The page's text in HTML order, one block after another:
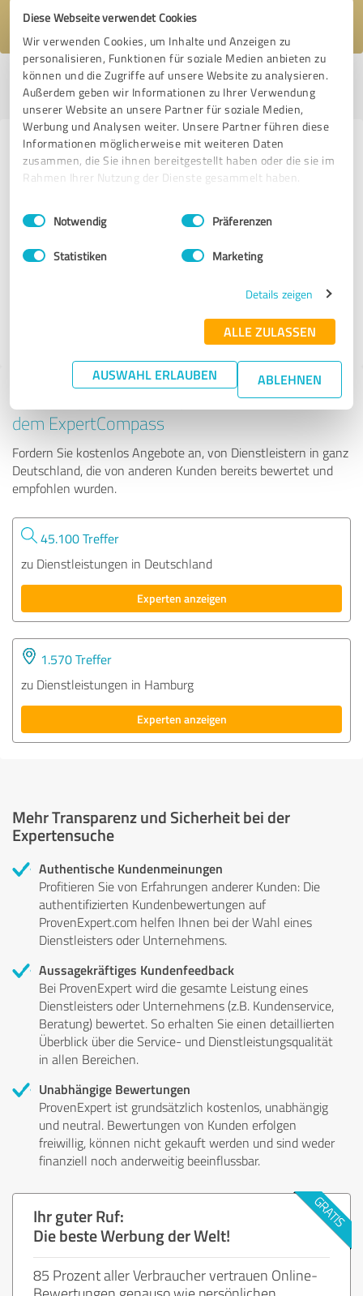
Diese Webseite verwendet Cookies
Wir verwenden Cookies, um Inhalte und Anzeigen zu
personalisieren, Funktionen für soziale Medien anbieten zu
können und die Zugriffe auf unsere Website zu analysieren.
Außerdem geben wir Informationen zu Ihrer Verwendung
unserer Website an unsere Partner für soziale Medien,
Werbung und Analysen weiter. Unsere Partner führen diese
Informationen möglicherweise mit weiteren Daten
zusammen, die Sie ihnen bereitgestellt haben oder die sie im
Rahmen Ihrer Nutzung der Dienste gesammelt haben.
Impressum Datenschutzbestimmungen
Einwilligungsauswahl
Notwendig Präferenzen
Statistiken Marketing
Details zeigen
ALLE ZULASSEN
AUSWAHL ERLAUBEN ABLEHNEN
Ich stimme den Datenschutzbestimmungen
Profil aktiv seit 07.02.2020 |Letzte Aktualisierung: 06.08.2026|Profil
melden
Erfahrungen zu weiteren
Anbietern aus dem Bereich
Tipp: Die passenden Experten finden - mit
dem ExpertCompass
Fordern Sie kostenlos Angebote an, von Dienstleistern in ganz
Deutschland, die von anderen Kunden bereits bewertet und
empfohlen wurden.
45.100 Treffer
zu Dienstleistungen in Deutschland
Experten anzeigen
1.570 Treffer
zu Dienstleistungen in Hamburg
Experten anzeigen
Mehr Transparenz und Sicherheit bei der
Expertensuche
Authentische Kundenmeinungen
Profitieren Sie von Erfahrungen anderer Kunden: Die
authentifizierten Kundenbewertungen auf
ProvenExpert.com helfen Ihnen bei der Wahl eines
Dienstleisters oder Unternehmens.
Aussagekräftiges Kundenfeedback
Bei ProvenExpert wird die gesamte Leistung eines
Dienstleisters oder Unternehmens (z.B. Kundenservice,
Beratung) bewertet. So erhalten Sie einen detaillierten
Überblick über die Service- und Dienstleistungsqualität
in allen Bereichen.
Unabhängige Bewertungen
ProvenExpert ist grundsätzlich kostenlos, unabhängig
und neutral. Bewertungen von Kunden erfolgen
freiwillig, können nicht gekauft werden und sind weder
finanziell noch anderweitig beeinflussbar.
Ihr guter Ruf:
Die beste Werbung der Welt!
85 Prozent aller Verbraucher vertrauen Online-